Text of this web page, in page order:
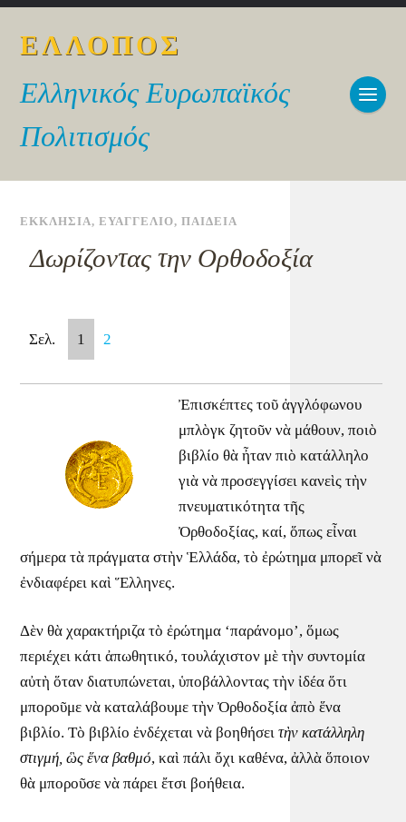
ΕΛΛΟΠΟΣ
Ελληνικός Ευρωπαϊκός
Πολιτισμός
ΕΚΚΛΗΣΙΑ,ΕΥΑΓΓΕΛΙΟ,ΠΑΙΔΕΙΑ
Δωρίζοντας την Ορθοδοξία
Σελ. 1 2
Ἐπισκέπτες τοῦ ἀγγλόφωνου
μπλὸγκ ζητοῦν νὰ μάθουν, ποιὸ
βιβλίο θὰ ἦταν πιὸ κατάλληλο
γιὰ νὰ προσεγγίσει κανεὶς τὴν
πνευματικότητα τῆς
Ὀρθοδοξίας, καί, ὅπως εἶναι
σήμερα τὰ πράγματα στὴν Ἑλλάδα, τὸ ἐρώτημα μπορεῖ νὰ
ἐνδιαφέρει καὶ Ἕλληνες.
Δὲν θὰ χαρακτήριζα τὸ ἐρώτημα ‘παράνομο’, ὅμως
περιέχει κάτι ἀπωθητικό, τουλάχιστον μὲ τὴν συντομία
αὐτὴ ὅταν διατυπώνεται, ὑποβάλλοντας τὴν ἰδέα ὅτι
μποροῦμε νὰ καταλάβουμε τὴν Ὀρθοδοξία ἀπὸ ἕνα
βιβλίο. Τὸ βιβλίο ἐνδέχεται νὰ βοηθήσειτὴν κατάλληλη
στιγμή, ὣς ἕνα βαθμό, καὶ πάλι ὄχι καθένα, ἀλλὰ ὅποιον
θὰ μποροῦσε νὰ πάρει ἔτσι βοήθεια.